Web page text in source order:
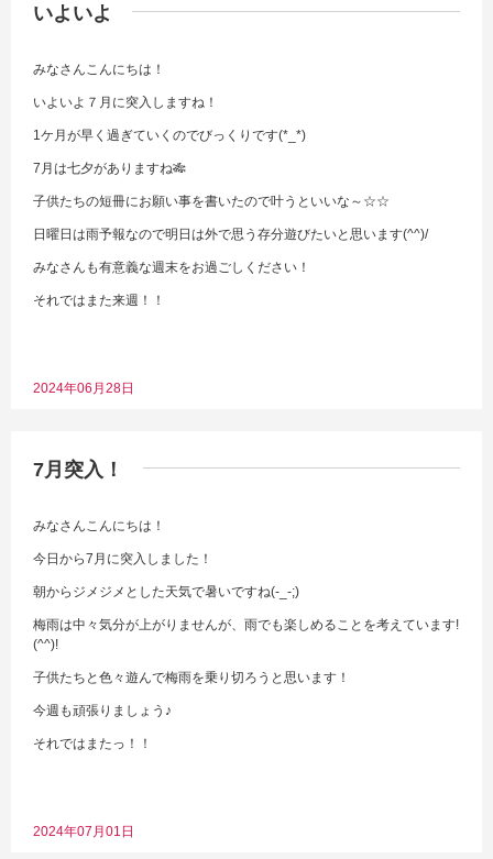
いよいよ
みなさんこんにちは！
いよいよ７月に突入しますね！
1ケ月が早く過ぎていくのでびっくりです(*_*)
7月は七夕がありますね🎋
子供たちの短冊にお願い事を書いたので叶うといいな～☆☆
日曜日は雨予報なので明日は外で思う存分遊びたいと思います(^^)/
みなさんも有意義な週末をお過ごしください！
それではまた来週！！
2024年06月28日
7月突入！
みなさんこんにちは！
今日から7月に突入しました！
朝からジメジメとした天気で暑いですね(-_-;)
梅雨は中々気分が上がりませんが、雨でも楽しめることを考えています!
(^^)!
子供たちと色々遊んで梅雨を乗り切ろうと思います！
今週も頑張りましょう♪
それではまたっ！！
2024年07月01日